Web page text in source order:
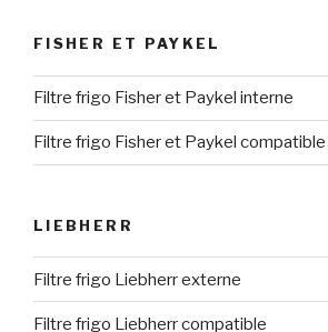
FISHER ET PAYKEL
Filtre frigo Fisher et Paykel interne
Filtre frigo Fisher et Paykel compatible
LIEBHERR
Filtre frigo Liebherr externe
Filtre frigo Liebherr compatible